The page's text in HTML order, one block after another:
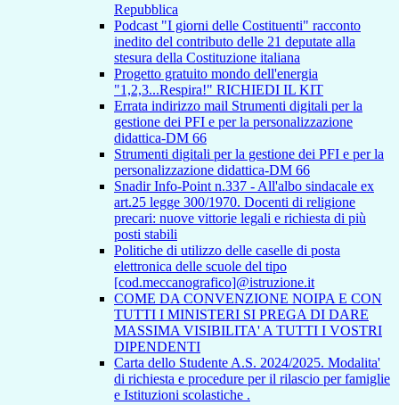
Repubblica
Podcast "I giorni delle Costituenti" racconto
inedito del contributo delle 21 deputate alla
stesura della Costituzione italiana
Progetto gratuito mondo dell'energia
"1,2,3...Respira!" RICHIEDI IL KIT
Errata indirizzo mail Strumenti digitali per la
gestione dei PFI e per la personalizzazione
didattica-DM 66
Strumenti digitali per la gestione dei PFI e per la
personalizzazione didattica-DM 66
Snadir Info-Point n.337 - All'albo sindacale ex
art.25 legge 300/1970. Docenti di religione
precari: nuove vittorie legali e richiesta di più
posti stabili
Politiche di utilizzo delle caselle di posta
elettronica delle scuole del tipo
[cod.meccanografico]@istruzione.it
COME DA CONVENZIONE NOIPA E CON
TUTTI I MINISTERI SI PREGA DI DARE
MASSIMA VISIBILITA' A TUTTI I VOSTRI
DIPENDENTI
Carta dello Studente A.S. 2024/2025. Modalita'
di richiesta e procedure per il rilascio per famiglie
e Istituzioni scolastiche .